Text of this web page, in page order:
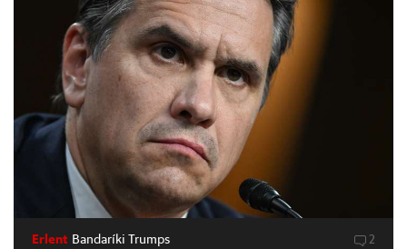
Erlent Bandaríki Trumps 2